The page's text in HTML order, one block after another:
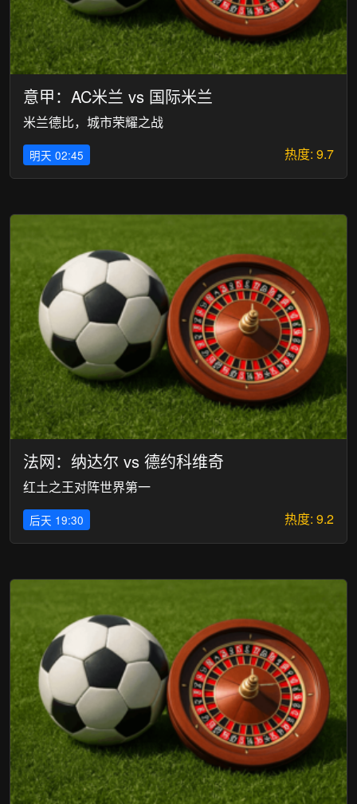
意甲：AC米兰 vs 国际米兰
米兰德比，城市荣耀之战
明天 02:45 热度: 9.7
法网：纳达尔 vs 德约科维奇
红土之王对阵世界第一
后天 19:30 热度: 9.2